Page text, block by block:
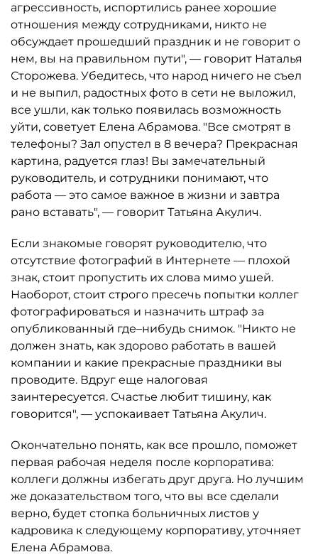
агрессивность, испортились ранее хорошие
отношения между сотрудниками, никто не
обсуждает прошедший праздник и не говорит о
нем, вы на правильном пути", — говорит Наталья
Сторожева. Убедитесь, что народ ничего не съел
и не выпил, радостных фото в сети не выложил,
все ушли, как только появилась возможность
уйти, советует Елена Абрамова. "Все смотрят в
телефоны? Зал опустел в 8 вечера? Прекрасная
картина, радуется глаз! Вы замечательный
руководитель, и сотрудники понимают, что
работа — это самое важное в жизни и завтра
рано вставать", — говорит Татьяна Акулич.
Если знакомые говорят руководителю, что
отсутствие фотографий в Интернете — плохой
знак, стоит пропустить их слова мимо ушей.
Наоборот, стоит строго пресечь попытки коллег
фотографироваться и назначить штраф за
опубликованный где–нибудь снимок. "Никто не
должен знать, как здорово работать в вашей
компании и какие прекрасные праздники вы
проводите. Вдруг еще налоговая
заинтересуется. Счастье любит тишину, как
говорится", — успокаивает Татьяна Акулич.
Окончательно понять, как все прошло, поможет
первая рабочая неделя после корпоратива:
коллеги должны избегать друг друга. Но лучшим
же доказательством того, что вы все сделали
верно, будет стопка больничных листов у
кадровика к следующему корпоративу, уточняет
Елена Абрамова.